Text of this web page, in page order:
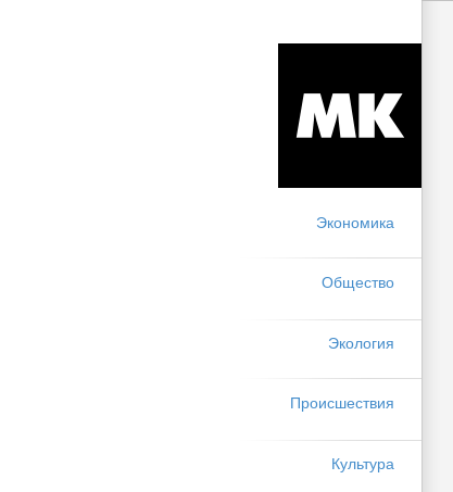
Экономика
Общество
Экология
Происшествия
Культура